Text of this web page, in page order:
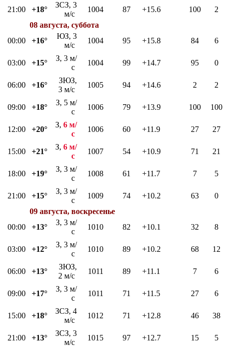
21:00 +18°
ЗСЗ, 3
м/с
1004 87 +15.6 100
2
08 августа, суббота
00:00
+16°
ЮЗ, 3
м/с
1004 95 +15.8 84 6
03:00 +15°
З, 3 м/
с
1004 99 +14.7 95 0
06:00 +16°
ЗЮЗ,
3 м/с
1005 94 +14.6 2 2
09:00 +18°
З, 5 м/
с
1006 79 +13.9 100 100
12:00 +20°
З, 6 м/
с
1006 60 +11.9 27 27
15:00 +21°
З, 6 м/
с
1007 54 +10.9 71 21
18:00 +19°
З, 3 м/
с
1008 61 +11.7 7 5
21:00 +15°
З, 3 м/
с
1009 74 +10.2 63
0
09 августа, воскресенье
00:00
+13°
З, 3 м/
с
1010 82 +10.1 32 8
03:00 +12°
З, 3 м/
с
1010 89 +10.2 68 12
06:00 +13°
ЗЮЗ,
2 м/с
1011 89 +11.1 7 6
09:00 +17°
З, 3 м/
с
1011 71 +11.5 27 6
15:00 +18°
ЗСЗ, 4
м/с
1012 71 +12.8 46 38
21:00 +13°
ЗСЗ, 3
м/с
1015 97 +12.7 15
5